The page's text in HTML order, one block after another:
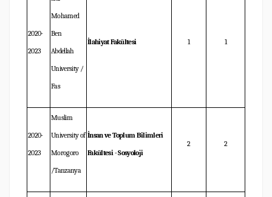
2020-
2023
Mohamed
Ben
Abdellah
University /
Fas
İlahiyat Fakültesi 1 1
2020-
2023
Muslim
University of
Morogoro
/Tanzanya
İnsan ve Toplum Bilimleri
Fakültesi - Sosyoloji
2 2